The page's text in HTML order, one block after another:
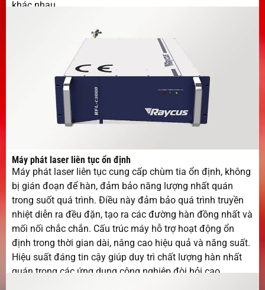
khác nhau.
Máy phát laser liên tục ổn định
Máy phát laser liên tục cung cấp chùm tia ổn định, không
bị gián đoạn để hàn, đảm bảo năng lượng nhất quán
trong suốt quá trình. Điều này đảm bảo quá trình truyền
nhiệt diễn ra đều đặn, tạo ra các đường hàn đồng nhất và
mối nối chắc chắn. Cấu trúc máy hỗ trợ hoạt động ổn
định trong thời gian dài, nâng cao hiệu quả và năng suất.
Hiệu suất đáng tin cậy giúp duy trì chất lượng hàn nhất
quán trong các ứng dụng công nghiệp đòi hỏi cao.